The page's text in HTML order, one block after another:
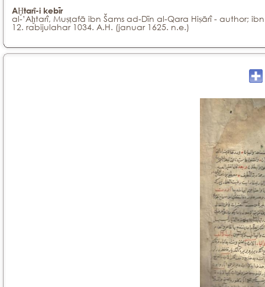
AḪtarî-i kebīr
al-’Aḫtarî, Muṣṭafā ibn Šams ad-Dīn al-Qara Hiṣārî - author;
12. rabijulahar 1034. A.H. (januar 1625. n.e.)